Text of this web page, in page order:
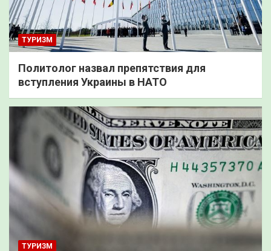
ТУРИЗМ
Политолог назвал препятствия для
вступления Украины в НАТО
ТУРИЗМ